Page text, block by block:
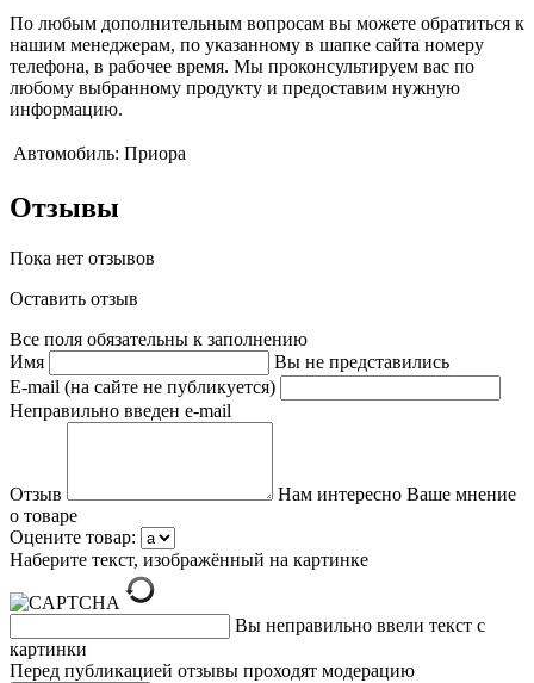
По любым дополнительным вопросам вы можете обратиться к
нашим менеджерам, по указанному в шапке сайта номеру
телефона, в рабочее время. Мы проконсультируем вас по
любому выбранному продукту и предоставим нужную
информацию.
Автомобиль: Приора
Отзывы
Пока нет отзывов
Оставить отзыв
Все поля обязательны к заполнению
Имя
Вы не представились
E-mail (на сайте не публикуется)
Неправильно введен e-mail
Отзыв
Нам интересно Ваше мнение
о товаре
Оцените товар:
Наберите текст, изображённый на картинке
Вы неправильно ввели текст с
картинки
Перед публикацией отзывы проходят модерацию